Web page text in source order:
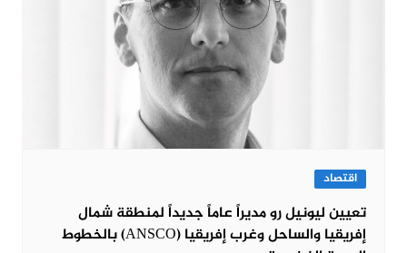
اقتصاد
تعيين ليونيل رو مديراً عاماً جديداً لمنطقة شمال
إفريقيا والساحل وغرب إفريقيا (ANSCO) بالخطوط